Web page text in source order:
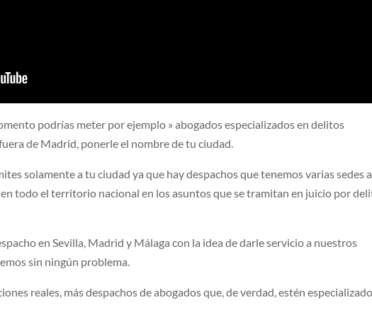
podrías meter por ejemplo » abogados especializados en delitos
de Madrid, ponerle el nombre de tu ciudad.
solamente a tu ciudad ya que hay despachos que tenemos varias sedes
todo el territorio nacional en los asuntos que se tramitan en juicio por
en Sevilla, Madrid y Málaga con la idea de darle servicio a nuestros
sin ningún problema.
reales, más despachos de abogados que, de verdad, estén